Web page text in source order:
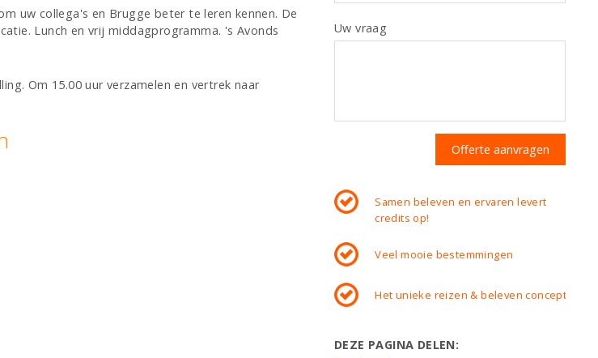
uw collega's en Brugge beter te leren kennen. De
Lunch en vrij middagprogramma. 's Avonds
Om 15.00 uur verzamelen en vertrek naar
Uw vraag
Samen beleven en ervaren levert
credits op!
Veel mooie bestemmingen
Het unieke reizen & beleven concept.
DEZE PAGINA DELEN: